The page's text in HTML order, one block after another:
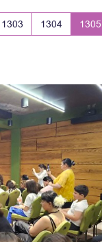
1303 1304 1305